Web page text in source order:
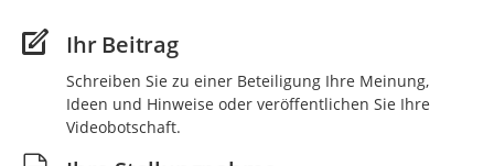
Ihr Beitrag
Schreiben Sie zu einer Beteiligung Ihre Meinung,
Ideen und Hinweise oder veröffentlichen Sie Ihre
Videobotschaft.